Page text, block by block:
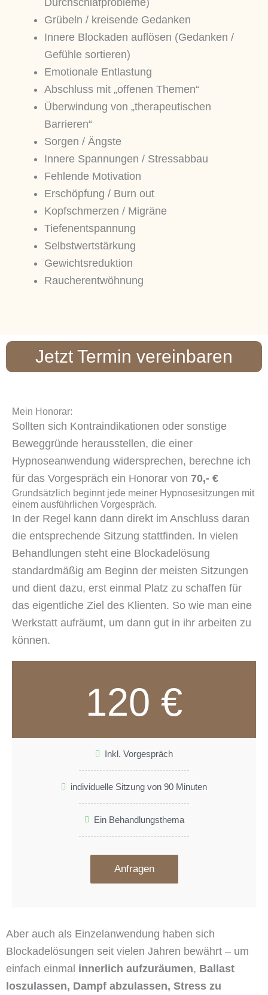
Grübeln / kreisende Gedanken
Innere Blockaden auflösen (Gedanken /
Gefühle sortieren)
Emotionale Entlastung
Abschluss mit „offenen Themen“
Überwindung von „therapeutischen
Barrieren“
Sorgen / Ängste
Innere Spannungen / Stressabbau
Fehlende Motivation
Erschöpfung / Burn out
Kopfschmerzen / Migräne
Tiefenentspannung
Selbstwertstärkung
Gewichtsreduktion
Raucherentwöhnung
Jetzt Termin vereinbaren
Mein Honorar:
Sollten sich Kontraindikationen oder sonstige
Beweggründe herausstellen, die einer
Hypnoseanwendung widersprechen, berechne ich
für das Vorgespräch ein Honorar von 70,- €
Grundsätzlich beginnt jede meiner Hypnosesitzungen mit
einem ausführlichen Vorgespräch.
In der Regel kann dann direkt im Anschluss daran
die entsprechende Sitzung stattfinden. In vielen
Behandlungen steht eine Blockadelösung
standardmäßig am Beginn der meisten Sitzungen
und dient dazu, erst einmal Platz zu schaffen für
das eigentliche Ziel des Klienten. So wie man eine
Werkstatt aufräumt, um dann gut in ihr arbeiten zu
können.
120 €
Inkl. Vorgespräch
individuelle Sitzung von 90 Minuten
Ein Behandlungsthema
Anfragen
Aber auch als Einzelanwendung haben sich
Blockadelösungen seit vielen Jahren bewährt – um
einfach einmal innerlich aufzuräumen, Ballast
loszulassen, Dampf abzulassen, Stress zu